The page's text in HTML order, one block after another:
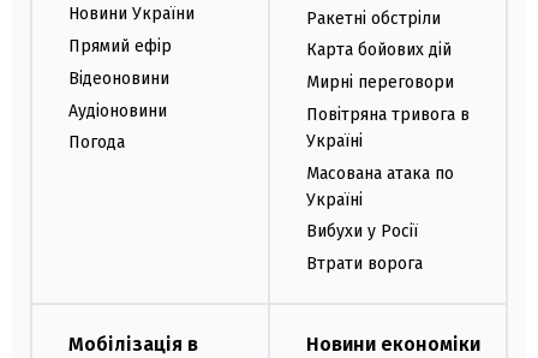
Новини України
Прямий ефір
Відеоновини
Аудіоновини
Погода
Ракетні обстріли
Карта бойових дій
Мирні переговори
Повітряна тривога в
Україні
Масована атака по
Україні
Вибухи у Росії
Втрати ворога
Мобілізація в
Новини економіки